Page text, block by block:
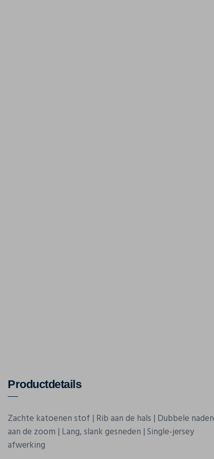
Productdetails
Zachte katoenen stof | Rib aan de hals | Dubbele naden
aan de zoom | Lang, slank gesneden | Single-jersey
afwerking